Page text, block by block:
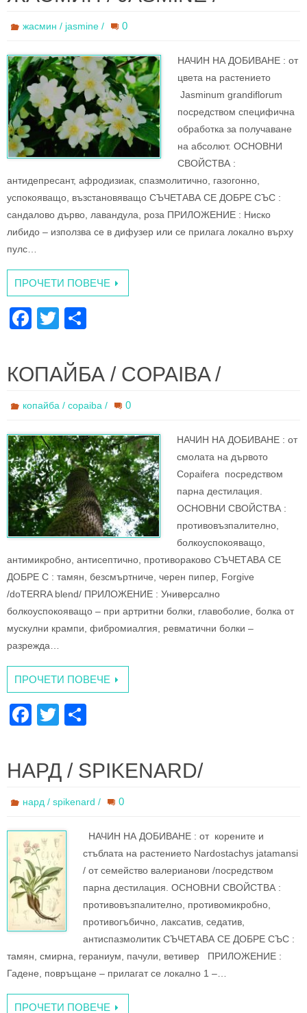
b
o
o
k
жасмин / jasmine / 0
НАЧИН НА ДОБИВАНЕ : oт
цвета на растението
Jasminum grandiflorum
посредством специфична
обработка за получаване
на абсолют. ОСНОВНИ
СВОЙСТВА :
антидепресант, афродизиак, спазмолитично, газогонно,
успокояващо, възстановяващо СЪЧЕТАВА СЕ ДОБРЕ СЪС :
сандалово дърво, лавандула, роза ПРИЛОЖЕНИЕ : Ниско
либидо – използва се в дифузер или се прилага локално върху
пулс…
ПРОЧЕТИ ПОВЕЧЕ
F
c
e
b
o
o
k
T
tt
er
ar
e
КОПАЙБА / COPAIBA /
копайба / copaiba / 0
НАЧИН НА ДОБИВАНЕ : oт
cмoлaтa нa дъpвoтo
Copaifera посредством
парна дестилация.
ОСНОВНИ СВОЙСТВА :
противовъзпалително,
болкоуспокояващо,
антимикробно, антисептично, противораково СЪЧЕТАВА СЕ
ДОБРЕ С : тамян, безсмъртниче, черен пипер, Forgive
/doTERRA blend/ ПРИЛОЖЕНИЕ : Универсално
болкоуспокояващо – при артритни болки, главоболие, болка от
мускулни крампи, фибромиалгия, ревматични болки –
разрежда…
ПРОЧЕТИ ПОВЕЧЕ
F
c
e
b
o
o
k
T
tt
er
ar
e
НАРД / SPIKENARD/
нард / spikenard / 0
НАЧИН НА ДОБИВАНЕ : oт корените и
стъблата нa растението Nardostachys jatamansi
/ от семейство валерианови /посредством
парна дестилация. ОСНОВНИ СВОЙСТВА :
противовъзпалително, противомикробно,
противогъбично, лаксатив, седатив,
антиспазмолитик СЪЧЕТАВА СЕ ДОБРЕ СЪС :
тамян, смирна, гераниум, пачули, ветивер ПРИЛОЖЕНИЕ :
Гадене, повръщане – прилагат се локално 1 –…
ПРОЧЕТИ ПОВЕЧЕ